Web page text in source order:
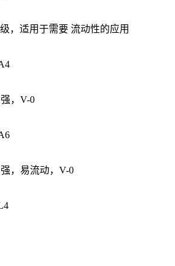
，适用于需要 流动性的应用
，V-0
，易流动，V-0